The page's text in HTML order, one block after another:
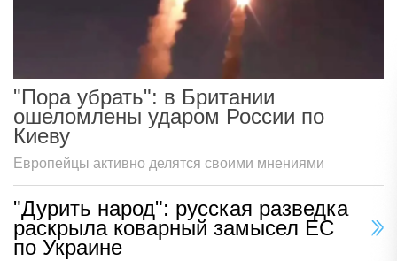
"Пора убрать": в Британии
ошеломлены ударом России по
Киеву
Европейцы активно делятся своими мнениями
"Дурить народ": русская разведка
раскрыла коварный замысел ЕС
по Украине